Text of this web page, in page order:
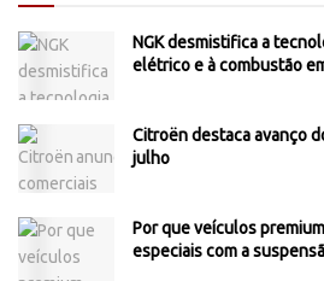
NGK desmistifica a
elétrico e à combustão
Citroën destaca avanço
julho
Por que veículos
especiais com a